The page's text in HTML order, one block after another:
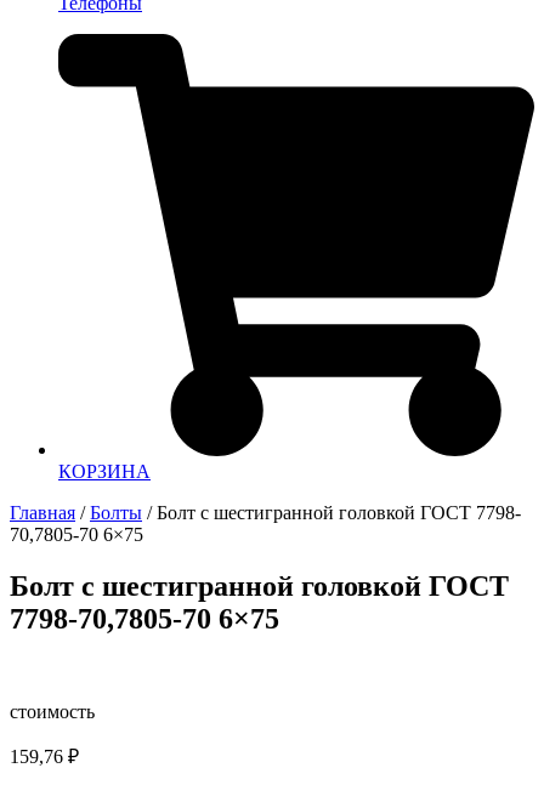
КОРЗИНА
Главная /Болты / Болт с шестигранной головкой ГОСТ 7798-
70,7805-70 6×75
Болт с шестигранной головкой ГОСТ
7798-70,7805-70 6×75
стоимость
159,76 ₽